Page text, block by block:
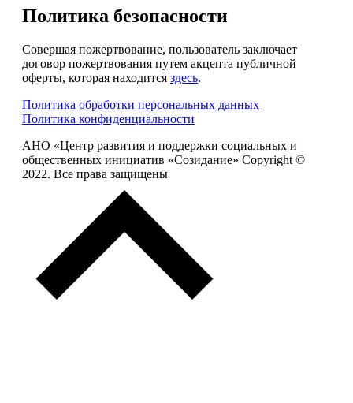
Политика безопасности
Совершая пожертвование, пользователь заключает
договор пожертвования путем акцепта публичной
оферты, которая находится здесь.
Политика обработки персональных данных
Политика конфиденциальности
АНО «Центр развития и поддержки социальных и
общественных инициатив «Созидание» Copyright ©
2022. Все права защищены